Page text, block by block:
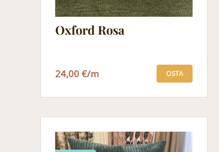
Oxford Rosa
24,00 €/m OSTA